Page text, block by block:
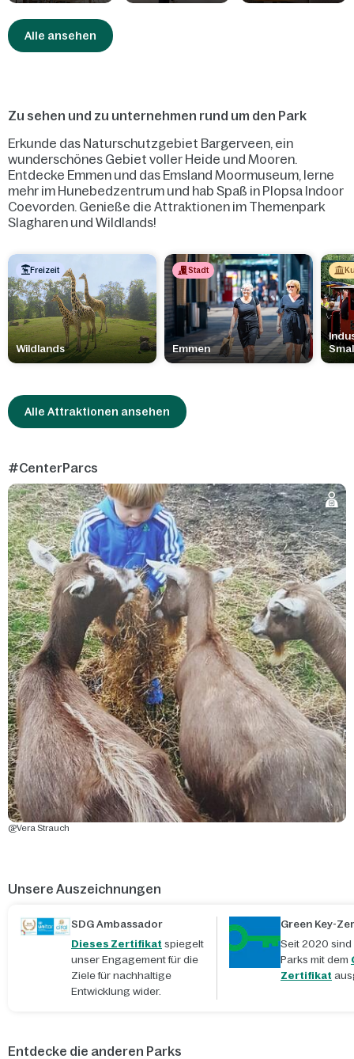
deine Lebensmittel zum Ferienhaus bringen. Der Sandur Market
bietet zudem einen Frühstücksservice an, bei dem du dir frisch
gebackene Brötchen zum Ferienhaus liefern lassen kannst.
Alle ansehen
Zu sehen und zu unternehmen rund um den Park
Erkunde das Naturschutzgebiet Bargerveen, ein
wunderschönes Gebiet voller Heide und Mooren.
Entdecke Emmen und das Emsland Moormuseum, lerne
mehr im Hunebedzentrum und hab Spaß in Plopsa Indoor
Coevorden. Genieße die Attraktionen im Themenpark
Slagharen und Wildlands!
Freizeit
Wildlands
Stadt
Emmen
Alle Attraktionen ansehen
#CenterParcs
@Vera Strauch
Unsere Auszeichnungen
SDG Ambassador
Dieses Zertifikat spiegelt
unser Engagement für die
Ziele für nachhaltige
Entwicklung wider.
Green Key-
Seit 2020
Parks mit dem
Zertifikat
Entdecke die anderen Parks